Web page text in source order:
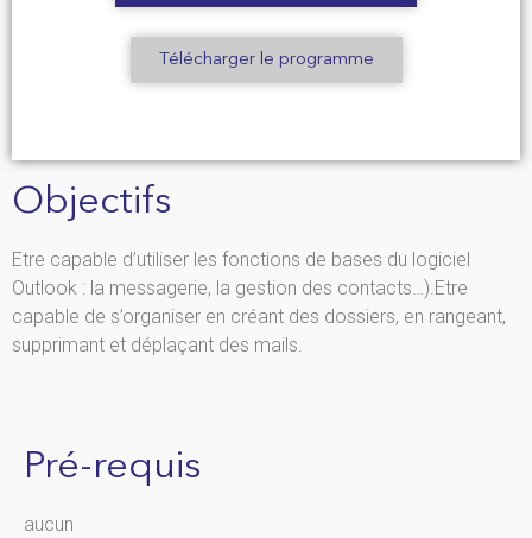
Télécharger le programme
Objectifs
Etre capable d’utiliser les fonctions de bases du logiciel
Outlook : la messagerie, la gestion des contacts…).Etre
capable de s’organiser en créant des dossiers, en rangeant,
supprimant et déplaçant des mails.
Pré-requis
aucun